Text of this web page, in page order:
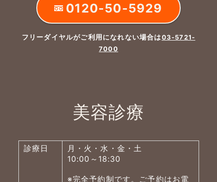
0120-50-5929
フリーダイヤルがご利用になれない場合は03-5721-
7000
美容診療
診療日
月・火・水・金・土
10:00～18:30
※完全予約制です。ご予約はお電